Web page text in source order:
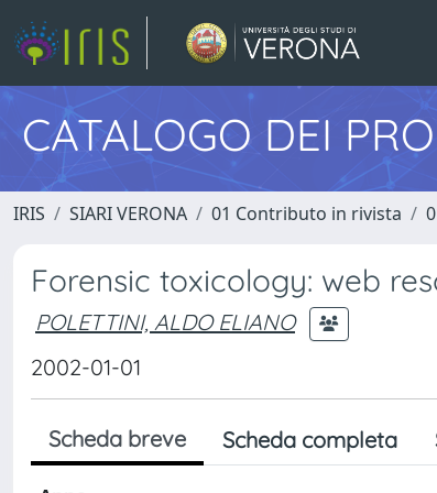
CATALOGO DEI
IRIS SIARI VERONA 01 Contributo in rivista
Forensic toxicology: web
POLETTINI, ALDO ELIANO
2002-01-01
Scheda breve Scheda completa